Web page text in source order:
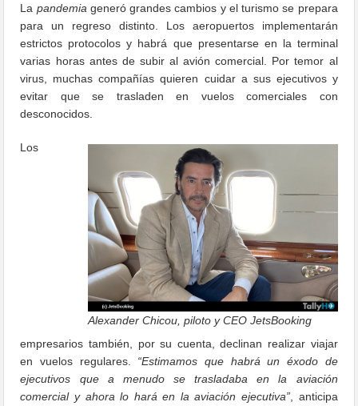
La pandemia generó grandes cambios y el turismo se prepara
para un regreso distinto. Los aeropuertos implementarán
estrictos protocolos y habrá que presentarse en la terminal
varias horas antes de subir al avión comercial. Por temor al
virus, muchas compañías quieren cuidar a sus ejecutivos y
evitar que se trasladen en vuelos comerciales con
desconocidos.
Alexander Chicou, piloto y CEO JetsBooking
Los
empresarios también, por su cuenta, declinan realizar viajar
en vuelos regulares. “Estimamos que habrá un éxodo de
ejecutivos que a menudo se trasladaba en la aviación
comercial y ahora lo hará en la aviación ejecutiva”, anticipa